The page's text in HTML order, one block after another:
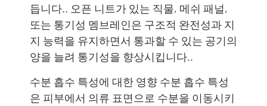
듭니다.. 오픈 니트가 있는 직물, 메쉬 패널,
또는 통기성 멤브레인은 구조적 완전성과 지
지 능력을 유지하면서 통과할 수 있는 공기의
양을 늘려 통기성을 향상시킵니다..
수분 흡수 특성에 대한 영향 수분 흡수 특성
은 피부에서 의류 표면으로 수분을 이동시키